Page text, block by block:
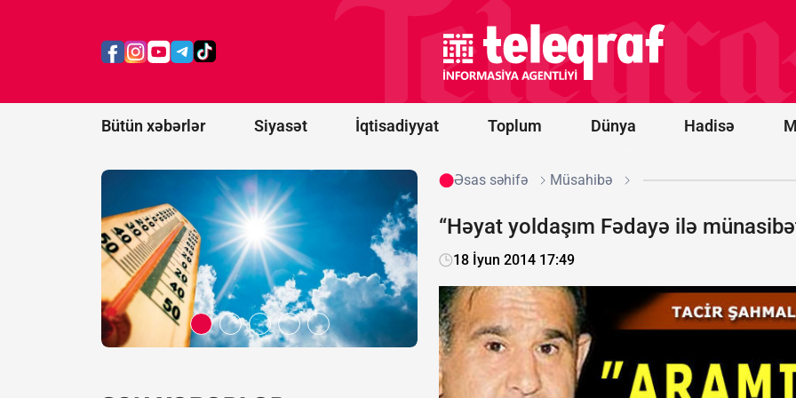
Bütün xəbərlər Siyasət İqtisadiyyat Toplum Dünya Hadisə
40
olacaq
Kobaxidze:
Bu cinayət
Rusiya
prezidentinin
əmri ilə
Əsas səhifə Müsahibə
“Həyat yoldaşım Fədayə ilə
18 İyun 2014 17:49